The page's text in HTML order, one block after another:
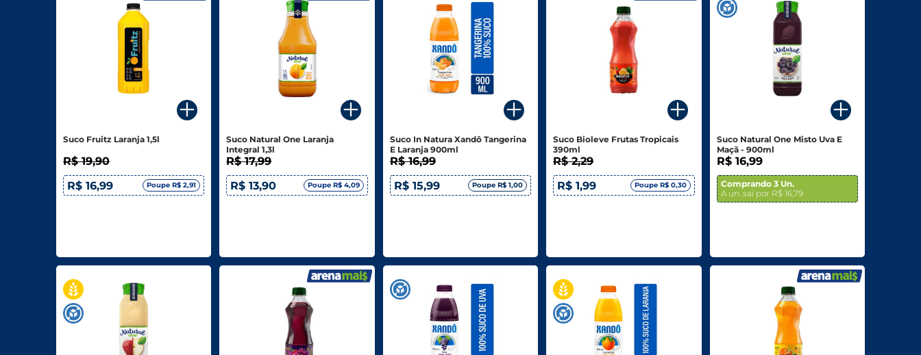
Padaria
Suco Fruitz Laranja 1,5l
R$ 19,90
R$ 16,99
Poupe R$ 2,91
Suco Natural One Laranja
Integral 1,3l
R$ 17,99
R$ 13,90
Poupe R$ 4,09
Suco In Natura Xandô Tangerina
E Laranja 900ml
R$ 16,99
R$ 15,99
Poupe R$ 1,00
Suco Bioleve Frutas Tropicais
390ml
R$ 2,29
R$ 1,99
Poupe R$ 0,30
Suco Natural One Misto Uva E
Maçã - 900ml
R$ 16,99
Comprando 3 Un.
A un. sai por R$ 16,79